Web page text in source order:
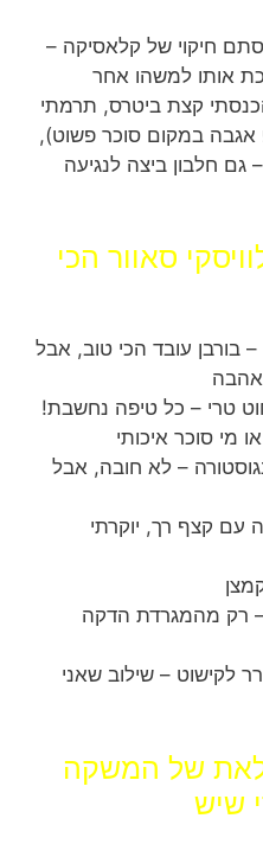
חיקוי של קלאסיקה –
אותו למשהו אחר
קצת ביטרס, תרמתי
אגבה במקום סוכר פשוט),
חלבון ביצה לנגיעה
סאוור הכי
– בורבן עובד הכי טוב, אבל
– לא חובה, אבל
עם קצף רך, יוקרתי
– רק מהמגרדת הדקה
לקישוט – שילוב שאני
של המשקה
שיש